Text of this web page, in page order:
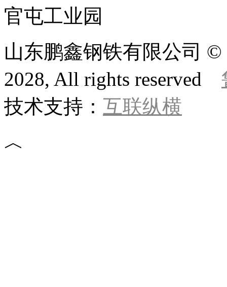
官屯工业园
山东鹏鑫钢铁有限公司
2028, All rights reserved
技术支持： 互联纵横
︿